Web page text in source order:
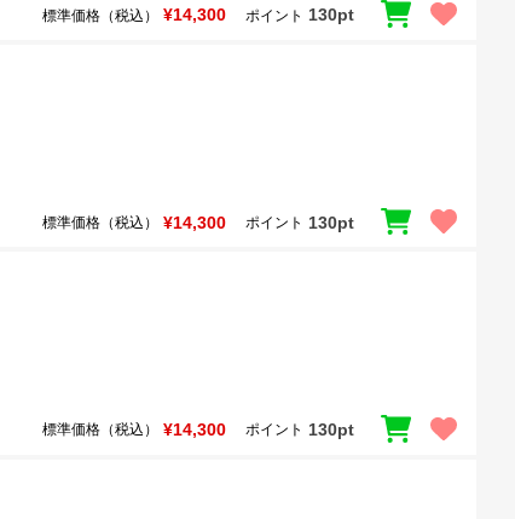
標準価格（税込） ¥14,300 ポイント 130pt
標準価格（税込） ¥14,300 ポイント 130pt
標準価格（税込） ¥14,300 ポイント 130pt